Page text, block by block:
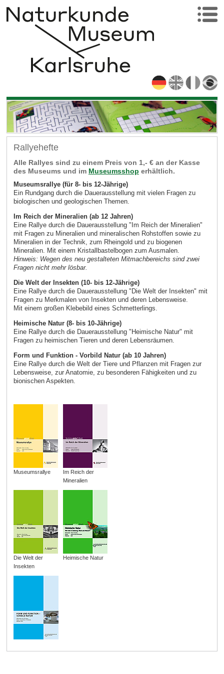
Rallyehefte
Alle Rallyes sind zu einem Preis von 1,- € an der Kasse
des Museums und im Museumsshop erhältlich.
Museumsrallye (für 8- bis 12-Jährige)
Ein Rundgang durch die Dauerausstellung mit vielen Fragen zu
biologischen und geologischen Themen.
Im Reich der Mineralien (ab 12 Jahren)
Eine Rallye durch die Dauerausstellung "Im Reich der Mineralien"
mit Fragen zu Mineralien und mineralischen Rohstoffen sowie zu
Mineralien in der Technik, zum Rheingold und zu biogenen
Mineralien. Mit einem Kristallbastelbogen zum Ausmalen.
Hinweis: Wegen des neu gestalteten Mitmachbereichs sind zwei
Fragen nicht mehr lösbar.
Die Welt der Insekten (10- bis 12-Jährige)
Eine Rallye durch die Dauerausstellung "Die Welt der Insekten" mit
Fragen zu Merkmalen von Insekten und deren Lebensweise.
Mit einem großen Klebebild eines Schmetterlings.
Heimische Natur (8- bis 10-Jährige)
Eine Rallye durch die Dauerausstellung "Heimische Natur" mit
Fragen zu heimischen Tieren und deren Lebensräumen.
Form und Funktion - Vorbild Natur (ab 10 Jahren)
Eine Rallye durch die Welt der Tiere und Pflanzen mit Fragen zur
Lebensweise, zur Anatomie, zu besonderen Fähigkeiten und zu
bionischen Aspekten.
Museumsrallye
Im Reich der
Mineralien
Die Welt der
Insekten
Heimische Natur